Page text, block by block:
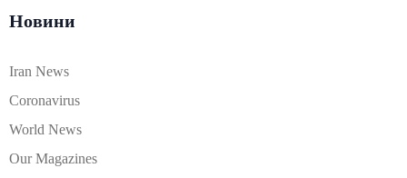
Новини
Iran News
Coronavirus
World News
Our Magazines